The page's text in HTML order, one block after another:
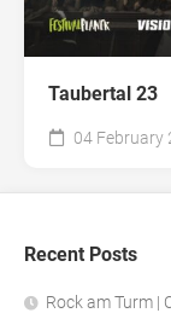
Taubertal 23
04 February
Recent Posts
Rock am Turm |